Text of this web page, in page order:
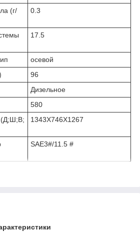
(г/
0.3
17.5
осевой
96
Дизельное
580
(Д;Ш;В;
1343Х746Х1267
SAE3#/11.5 #